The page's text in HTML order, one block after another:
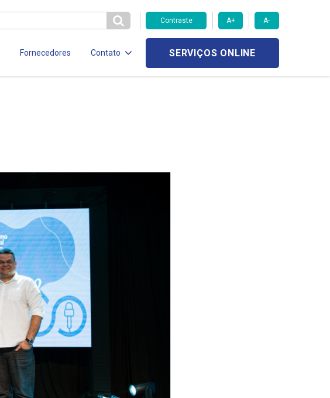
Contraste A+ A-
Fornecedores Contato SERVIÇOS ONLINE